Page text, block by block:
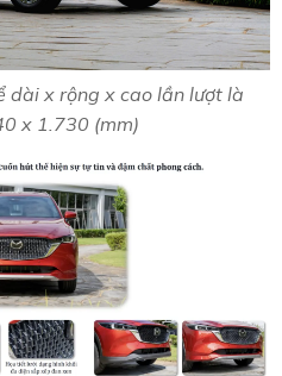
dài x rộng x cao lần lượt là
x 1.730 (mm)